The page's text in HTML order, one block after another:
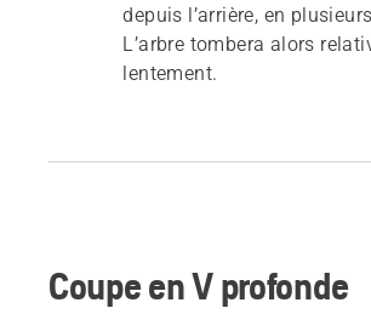
depuis l’arrière, en
L’arbre tombera alors
lentement.
Coupe en V profonde